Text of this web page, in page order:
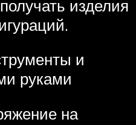
изделия
и
руками
на